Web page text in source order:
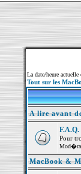
La date/heure
Tout sur les
A lire avant
F.A.Q.
Pour
MacBook &